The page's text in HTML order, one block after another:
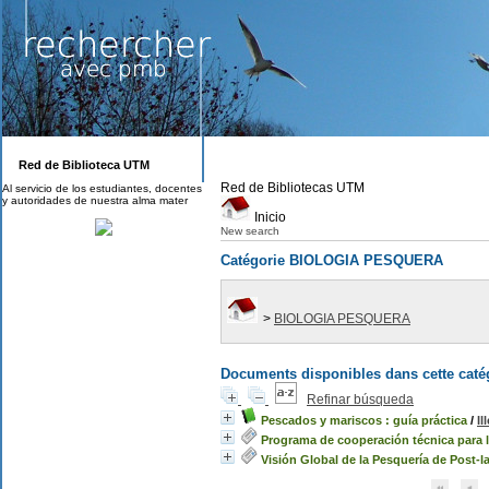
Red de Bibliotecas UTM
Inicio
New search
Catégorie BIOLOGIA PESQUERA
> BIOLOGIA PESQUERA
Documents disponibles dans cette
Refinar búsqueda
Pescados y mariscos : guía práctica /
Programa de cooperación técnica para
Visión Global de la Pesquería de Post-
Red de Biblioteca UTM
Al servicio de los estudiantes, docentes
y autoridades de nuestra alma mater